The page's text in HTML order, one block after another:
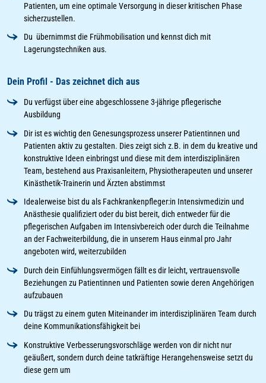
Patienten, um eine optimale Versorgung in dieser kritischen Phase
sicherzustellen.
Du übernimmst die Frühmobilisation und kennst dich mit
Lagerungstechniken aus.
Dein Profil - Das zeichnet dich aus
Du verfügst über eine abgeschlossene 3-jährige pflegerische
Ausbildung
Dir ist es wichtig den Genesungsprozess unserer Patientinnen und
Patienten aktiv zu gestalten. Dies zeigt sich z.B. in dem du kreative und
konstruktive Ideen einbringst und diese mit dem interdisziplinären
Team, bestehend aus Praxisanleitern, Physiotherapeuten und unserer
Kinästhetik-Trainerin und Ärzten abstimmst
Idealerweise bist du als Fachkrankenpfleger:in Intensivmedizin und
Anästhesie qualifiziert oder du bist bereit, dich entweder für die
pflegerischen Aufgaben im Intensivbereich oder durch die Teilnahme
an der Fachweiterbildung, die in unserem Haus einmal pro Jahr
angeboten wird, weiterzubilden
Durch dein Einfühlungsvermögen fällt es dir leicht, vertrauensvolle
Beziehungen zu Patientinnen und Patienten sowie deren Angehörigen
aufzubauen
Du trägst zu einem guten Miteinander im interdisziplinären Team durch
deine Kommunikationsfähigkeit bei
Konstruktive Verbesserungsvorschläge werden von dir nicht nur
geäußert, sondern durch deine tatkräftige Herangehensweise setzt du
diese gern um